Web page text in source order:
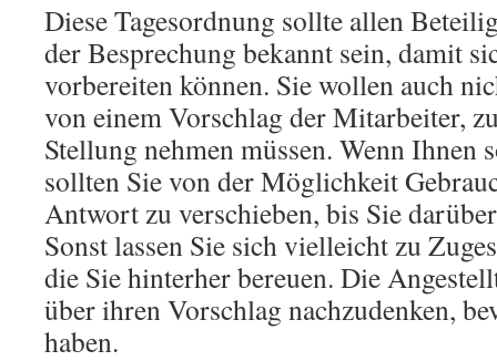
Diese Tagesordnung sollte allen
der Besprechung bekannt sein, damit
vorbereiten können. Sie wollen auch
von einem Vorschlag der Mitarbeiter,
Stellung nehmen müssen. Wenn Ihnen
sollten Sie von der Möglichkeit
Antwort zu verschieben, bis Sie
Sonst lassen Sie sich vielleicht zu
die Sie hinterher bereuen. Die
über ihren Vorschlag nachzudenken,
haben.